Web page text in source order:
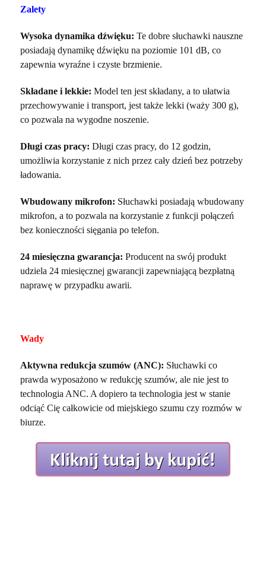
Zalety
Wysoka dynamika dźwięku: Te dobre słuchawki nauszne
posiadają dynamikę dźwięku na poziomie 101 dB, co
zapewnia wyraźne i czyste brzmienie.
Składane i lekkie: Model ten jest składany, a to ułatwia
przechowywanie i transport, jest także lekki (waży 300 g),
co pozwala na wygodne noszenie.
Długi czas pracy: Długi czas pracy, do 12 godzin,
umożliwia korzystanie z nich przez cały dzień bez potrzeby
ładowania.
Wbudowany mikrofon: Słuchawki posiadają wbudowany
mikrofon, a to pozwala na korzystanie z funkcji połączeń
bez konieczności sięgania po telefon.
24 miesięczna gwarancja: Producent na swój produkt
udziela 24 miesięcznej gwarancji zapewniającą bezpłatną
naprawę w przypadku awarii.
Wady
Aktywna redukcja szumów (ANC): Słuchawki co
prawda wyposażono w redukcję szumów, ale nie jest to
technologia ANC. A dopiero ta technologia jest w stanie
odciąć Cię całkowicie od miejskiego szumu czy rozmów w
biurze.